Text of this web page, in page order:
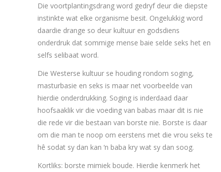
Die voortplantingsdrang word gedryf deur die diepste
instinkte wat elke organisme besit. Ongelukkig word
daardie drange so deur kultuur en godsdiens
onderdruk dat sommige mense baie selde seks het en
selfs selibaat word.
Die Westerse kultuur se houding rondom soging,
masturbasie en seks is maar net voorbeelde van
hierdie onderdrukking. Soging is inderdaad daar
hoofsaaklik vir die voeding van babas maar dit is nie
die rede vir die bestaan van borste nie. Borste is daar
om die man te noop om eerstens met die vrou seks te
hê sodat sy dan kan ‘n baba kry wat sy dan soog.
Kortliks: borste mimiek boude. Hierdie kenmerk het